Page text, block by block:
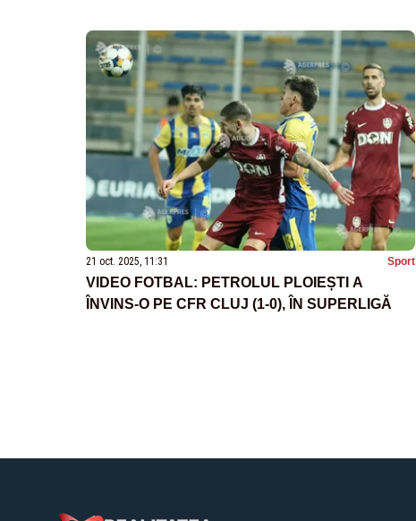
21 oct. 2025, 11:31 Sport
VIDEO FOTBAL: PETROLUL PLOIEȘTI A
ÎNVINS-O PE CFR CLUJ (1-0), ÎN SUPERLIGĂ